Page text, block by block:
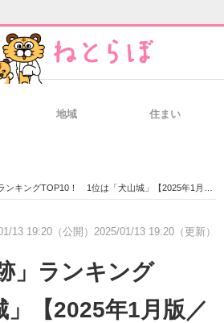
経営リー
IT製品の技術・比較・事例 製造業の
地域 住まい
TOP10！ 1位は「犬山城」【2025年1月版／Googleクチコミ】
13 19:20（公開） 2025/01/13 19:20（更新）
」ランキング
【2025年1月版／